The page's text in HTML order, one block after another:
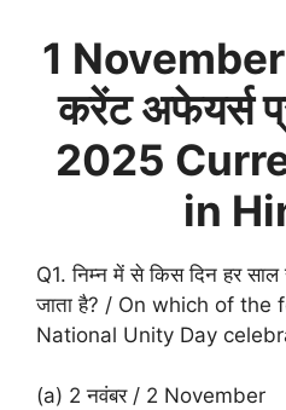
1 November
करेंट अफेयर्स
2025
in
Q1. निम्न में से किस दिन हर साल
जाता है? / On which of the
National Unity Day
(a) 2 नवंबर / 2 November